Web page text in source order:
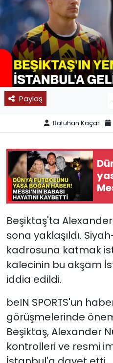
Paylaş
Batuhan Kaçar
Beşiktaş'ta
sona yaklaşıldı.
kadrosuna katmak
kalecinin bu akşam
iddia edildi.
beIN SPORTS'un
görüşmelerinde
Beşiktaş, Alexander
kontrolleri ve resmi
SPOR
11:11 MANŞET